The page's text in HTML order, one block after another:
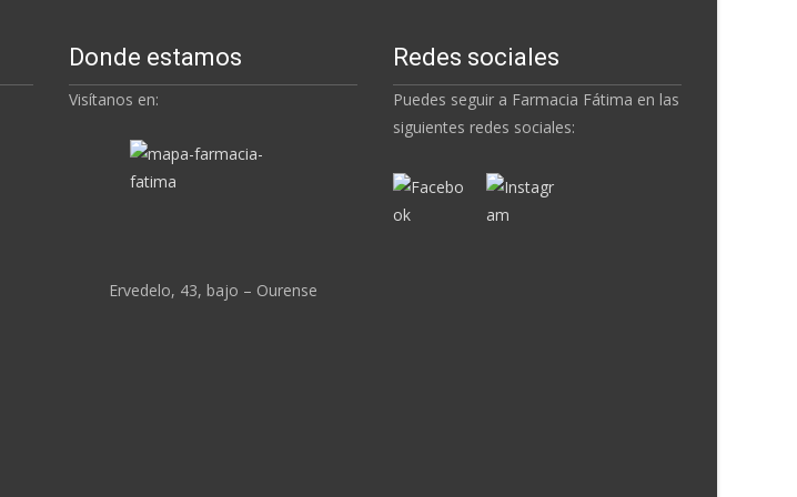
Donde estamos
Visítanos en:
Ervedelo, 43, bajo – Ourense
Redes sociales
Puedes seguir a Farmacia Fátima en las
siguientes redes sociales: